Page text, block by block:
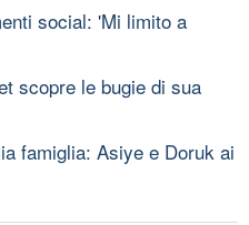
social: 'Mi limito a
scopre le bugie di sua
famiglia: Asiye e Doruk ai